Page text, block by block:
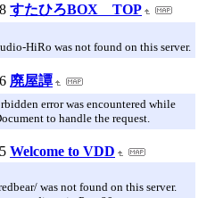
すたひろBOX TOP
HiRo was not found on this server.
廃屋譚
error was encountered while
to handle the request.
Welcome to VDD
was not found on this server.